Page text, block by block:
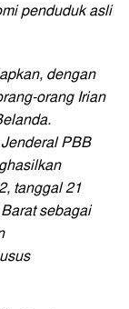
penduduk asli
dengan
orang Irian
PBB
tanggal 21
sebagai